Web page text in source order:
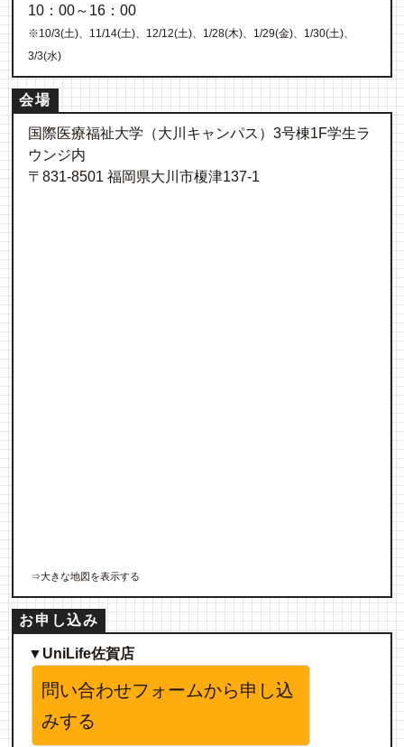
10：00～16：00
※10/3(土)、11/14(土)、12/12(土)、1/28(木)、1/29(金)、1/30(土)、
3/3(水)
会場
国際医療福祉大学（大川キャンパス）3号棟1F学生ラ
ウンジ内
〒831-8501 福岡県大川市榎津137-1
⇒大きな地図を表示する
お申し込み
▼UniLife佐賀店
問い合わせフォームから申し込
みする